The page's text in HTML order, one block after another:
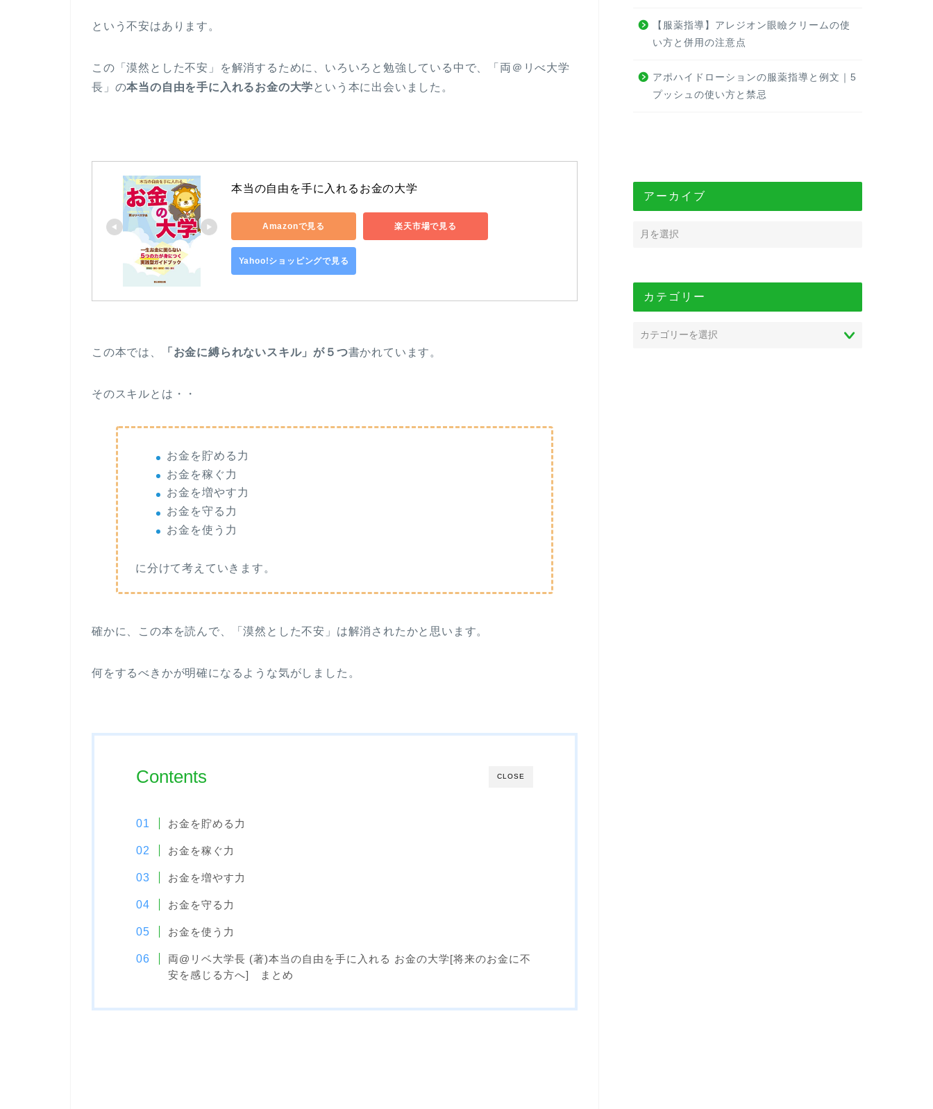
という不安はあります。
この「漠然とした不安」を解消するために、いろいろと勉強している中で、「両＠リべ大学
長」の本当の自由を手に入れるお金の大学 という本に出会いました。
本当の自由を手に入れるお金の大学
Amazonで見る 楽天市場で見る
Yahoo!ショッピングで見る
この本では、 「お金に縛られないスキル」が５つ書かれています。
そのスキルとは・・
お金を貯める力
お金を稼ぐ力
お金を増やす力
お金を守る力
お金を使う力
に分けて考えていきます。
確かに、この本を読んで、「漠然とした不安」は解消されたかと思います。
何をするべきかが明確になるような気がしました。
CLOSE
Contents
お金を貯める力
お金を稼ぐ力
お金を増やす力
お金を守る力
お金を使う力
両@リベ大学長 (著)本当の自由を手に入れる お金の大学[将来のお金に不
安を感じる方へ] まとめ
【服薬指導】アレジオン眼瞼クリームの使
い方と併用の注意点
アポハイドローションの服薬指導と例文｜5
プッシュの使い方と禁忌
アーカイブ
カテゴリー